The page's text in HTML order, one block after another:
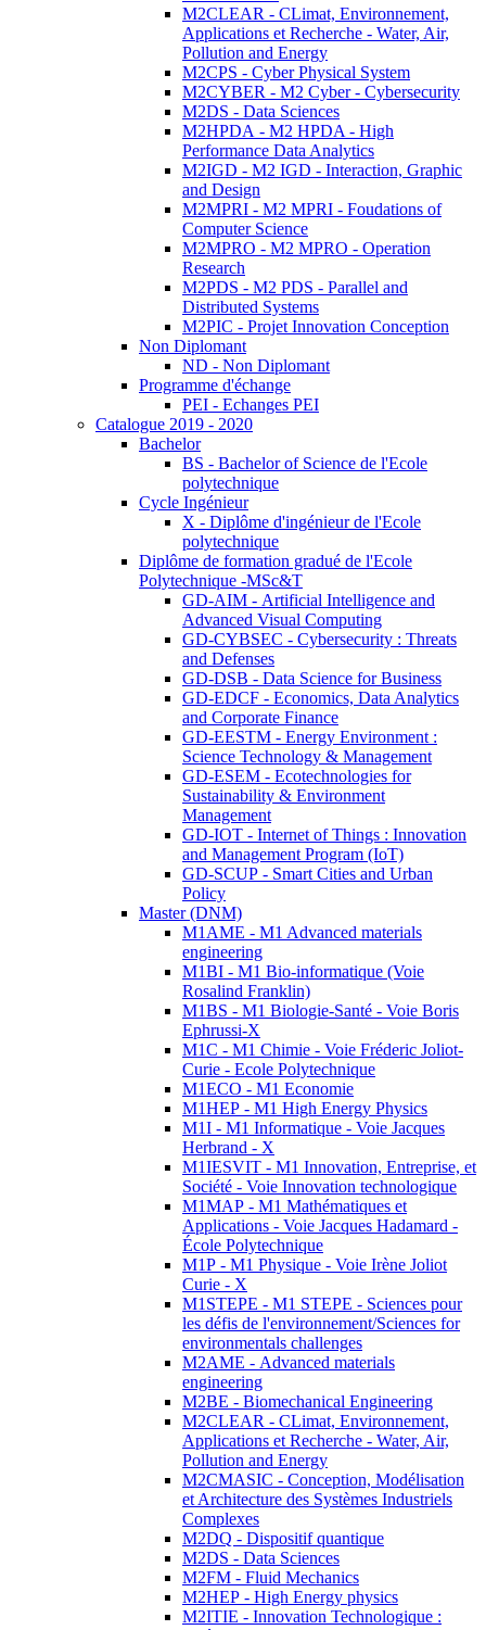
M2CLEAR - CLimat, Environnement,
Applications et Recherche - Water, Air,
Pollution and Energy
M2CPS - Cyber Physical System
M2CYBER - M2 Cyber - Cybersecurity
M2DS - Data Sciences
M2HPDA - M2 HPDA - High
Performance Data Analytics
M2IGD - M2 IGD - Interaction, Graphic
and Design
M2MPRI - M2 MPRI - Foudations of
Computer Science
M2MPRO - M2 MPRO - Operation
Research
M2PDS - M2 PDS - Parallel and
Distributed Systems
M2PIC - Projet Innovation Conception
Non Diplomant
ND - Non Diplomant
Programme d'échange
PEI - Echanges PEI
Catalogue 2019 - 2020
Bachelor
BS - Bachelor of Science de l'Ecole
polytechnique
Cycle Ingénieur
X - Diplôme d'ingénieur de l'Ecole
polytechnique
Diplôme de formation gradué de l'Ecole
Polytechnique -MSc&T
GD-AIM - Artificial Intelligence and
Advanced Visual Computing
GD-CYBSEC - Cybersecurity : Threats
and Defenses
GD-DSB - Data Science for Business
GD-EDCF - Economics, Data Analytics
and Corporate Finance
GD-EESTM - Energy Environment :
Science Technology & Management
GD-ESEM - Ecotechnologies for
Sustainability & Environment
Management
GD-IOT - Internet of Things : Innovation
and Management Program (IoT)
GD-SCUP - Smart Cities and Urban
Policy
Master (DNM)
M1AME - M1 Advanced materials
engineering
M1BI - M1 Bio-informatique (Voie
Rosalind Franklin)
M1BS - M1 Biologie-Santé - Voie Boris
Ephrussi-X
M1C - M1 Chimie - Voie Fréderic Joliot-
Curie - Ecole Polytechnique
M1ECO - M1 Economie
M1HEP - M1 High Energy Physics
M1I - M1 Informatique - Voie Jacques
Herbrand - X
M1IESVIT - M1 Innovation, Entreprise, et
Société - Voie Innovation technologique
M1MAP - M1 Mathématiques et
Applications - Voie Jacques Hadamard -
École Polytechnique
M1P - M1 Physique - Voie Irène Joliot
Curie - X
M1STEPE - M1 STEPE - Sciences pour
les défis de l'environnement/Sciences for
environmentals challenges
M2AME - Advanced materials
engineering
M2BE - Biomechanical Engineering
M2CLEAR - CLimat, Environnement,
Applications et Recherche - Water, Air,
Pollution and Energy
M2CMASIC - Conception, Modélisation
et Architecture des Systèmes Industriels
Complexes
M2DQ - Dispositif quantique
M2DS - Data Sciences
M2FM - Fluid Mechanics
M2HEP - High Energy physics
M2ITIE - Innovation Technologique :